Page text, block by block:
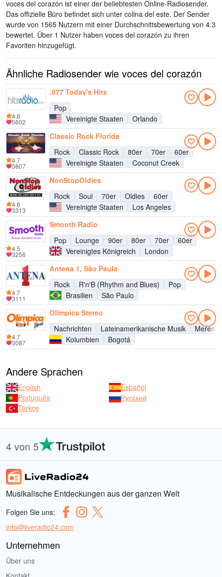
voces del corazón ist einer der beliebtesten Online-Radiosender.
Das offizielle Büro befindet sich unter colina del este. Der Sender
wurde von 1565 Nutzern mit einer Durchschnittsbewertung von 4.3
bewertet. Über 1 Nutzer haben voces del corazón zu ihren
Favoriten hinzugefügt.
Ähnliche Radiosender wie voces del corazón
.977 Today's Hits
Pop
Vereinigte Staaten
Orlando
4.6
5602
Classic Rock Florida
Rock
Classic Rock 80er 70er
60er
Vereinigte Staaten
Coconut Creek
4.7
3807
NonStopOldies
Rock
Soul 70er Oldies
60er
Vereinigte Staaten
Los Angeles
4.6
3313
Smooth Radio
Pop
Lounge 90er 80er 70er
60er
Vereinigtes Königreich
London
4.5
3256
Antena 1, São Paulo
Rock
R'n'B (Rhythm and Blues)
Pop
Brasilien
São Paulo
4.7
3111
Olímpica Stereo
Nachrichten
Lateinamerikanische Musik
Kolumbien
Bogotá
4.7
3087
Andere Sprachen
English
Español
Português
Русский
Türkçe
4 von 5
Musikalische Entdeckungen aus der ganzen Welt
Folgen Sie uns:
info@liveradio24.com
Unternehmen
Über uns